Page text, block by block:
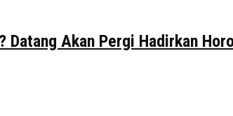
Datang Akan Pergi Hadirkan